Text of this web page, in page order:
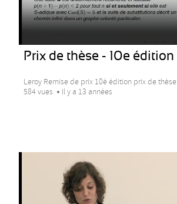
Prix de thèse - 10e édition
Leroy Remise de prix 10è édition prix de thèse
584 vues
Il y a 13 années